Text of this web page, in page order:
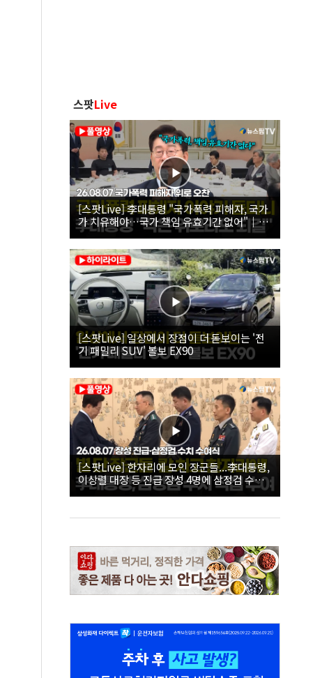
스팟Live
[스팟Live] 李대통령 "국가폭력 피해자, 국가
가 치유해야…국가 책임 유효기간 없어"｜
26.08.07 국가폭력 피해자 위로 오찬
[스팟Live] 일상에서 장점이 더 돋보이는 '전
기 패밀리 SUV' 볼보 EX90
[스팟Live] 한자리에 모인 장군들...李대통령,
이상렬 대장 등 진급 장성 4명에 삼정검 수치
직접 수여｜26.08.07 장성 진급·삼정검 수치